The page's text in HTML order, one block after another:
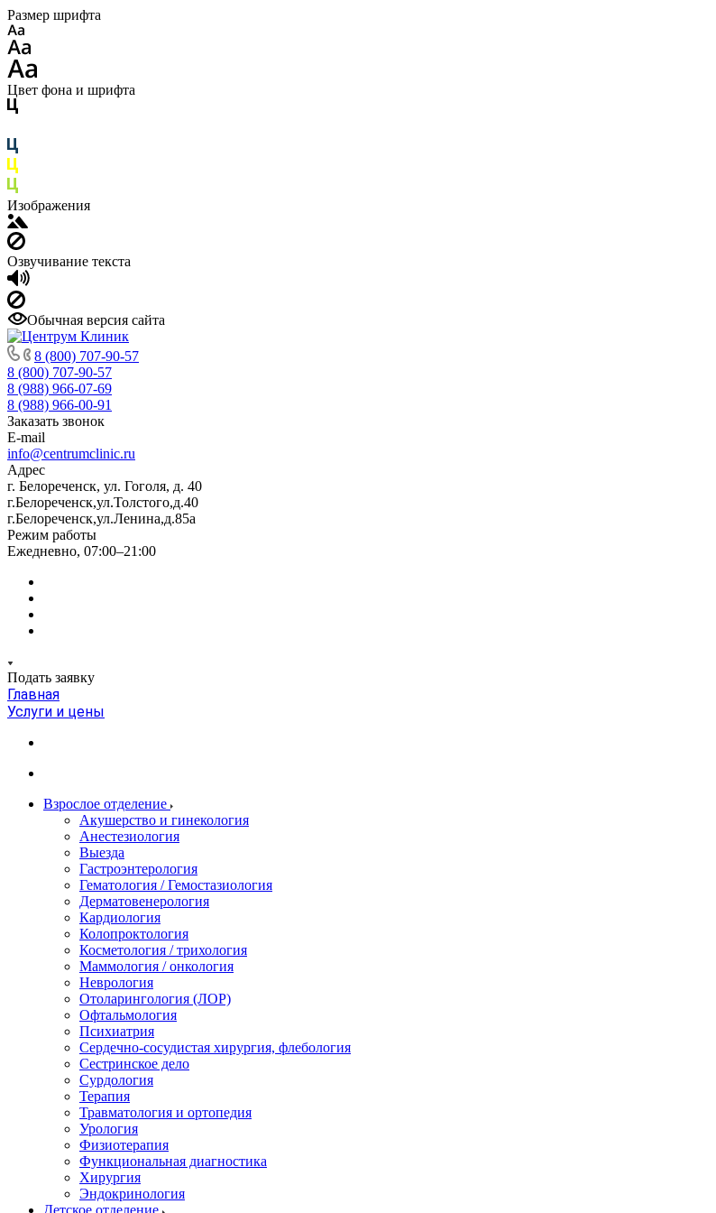
Размер шрифта
Цвет фона и шрифта
Изображения
Озвучивание текста
Обычная версия сайта
8 (800) 707-90-57
8 (800) 707-90-57
8 (988) 966-07-69
8 (988) 966-00-91
Заказать звонок
E-mail
info@centrumclinic.ru
Адрес
г. Белореченск, ул. Гоголя, д. 40
г.Белореченск,ул.Толстого,д.40
г.Белореченск,ул.Ленина,д.85а
Режим работы
Ежедневно, 07:00–21:00
Подать заявку
Главная
Услуги и цены
Взрослое отделение
Акушерство и гинекология
Анестезиология
Выезда
Гастроэнтерология
Гематология / Гемостазиология
Дерматовенерология
Кардиология
Колопроктология
Косметология / трихология
Маммология / онкология
Неврология
Отоларингология (ЛОР)
Офтальмология
Психиатрия
Сердечно-сосудистая хирургия, флебология
Сестринское дело
Сурдология
Терапия
Травматология и ортопедия
Урология
Физиотерапия
Функциональная диагностика
Хирургия
Эндокринология
Детское отделение